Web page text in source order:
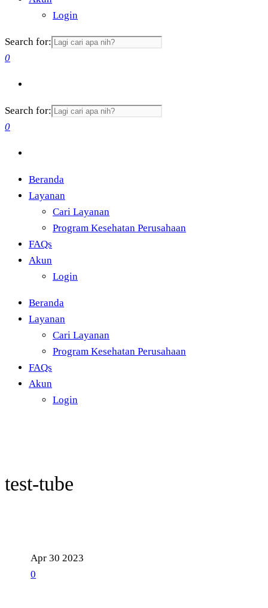
Login
Search for:
0
Search for:
0
Beranda
Layanan
Cari Layanan
Program Kesehatan Perusahaan
FAQs
Akun
Login
Beranda
Layanan
Cari Layanan
Program Kesehatan Perusahaan
FAQs
Akun
Login
test-tube
Apr30 2023
0